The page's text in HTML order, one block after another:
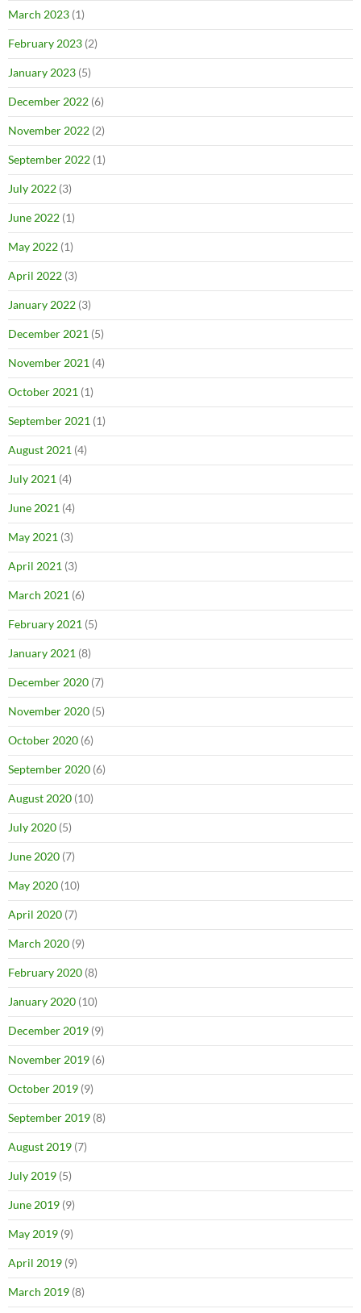
March 2023 (1)
February 2023 (2)
January 2023 (5)
December 2022 (6)
November 2022 (2)
September 2022 (1)
July 2022 (3)
June 2022 (1)
May 2022 (1)
April 2022 (3)
January 2022 (3)
December 2021 (5)
November 2021 (4)
October 2021 (1)
September 2021 (1)
August 2021 (4)
July 2021 (4)
June 2021 (4)
May 2021 (3)
April 2021 (3)
March 2021 (6)
February 2021 (5)
January 2021 (8)
December 2020 (7)
November 2020 (5)
October 2020 (6)
September 2020 (6)
August 2020 (10)
July 2020 (5)
June 2020 (7)
May 2020 (10)
April 2020 (7)
March 2020 (9)
February 2020 (8)
January 2020 (10)
December 2019 (9)
November 2019 (6)
October 2019 (9)
September 2019 (8)
August 2019 (7)
July 2019 (5)
June 2019 (9)
May 2019 (9)
April 2019 (9)
March 2019 (8)